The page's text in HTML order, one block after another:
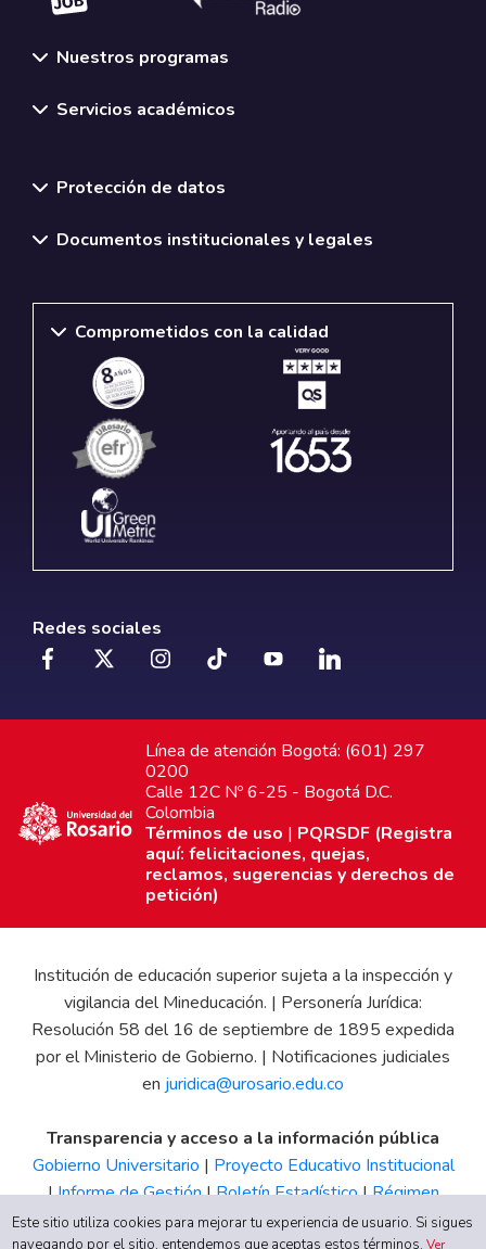
Nuestros programas
Servicios académicos
Protección de datos
Documentos institucionales y legales
Comprometidos con la calidad
Redes sociales
Línea de atención Bogotá: (601) 297
0200
Calle 12C Nº 6-25 - Bogotá D.C.
Colombia
Términos de uso | PQRSDF (Registra
aquí: felicitaciones, quejas,
reclamos, sugerencias y derechos de
petición)
Institución de educación superior sujeta a la inspección y
vigilancia del Mineducación. | Personería Jurídica:
Resolución 58 del 16 de septiembre de 1895 expedida
por el Ministerio de Gobierno. | Notificaciones judiciales
en juridica@urosario.edu.co
Transparencia y acceso a la información pública
Gobierno Universitario | Proyecto Educativo Institucional
|Informe de Gestión|Boletín Estadístico|Régimen
Tributario|Estados Financieros |Código de Ética| Canal
Este sitio utiliza cookies para mejorar tu experiencia de usuario. Si sigues
navegando por el sitio, entendemos que aceptas estos términos.Ver